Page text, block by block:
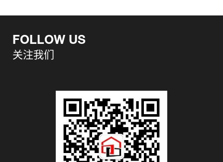
FOLLOW US
关注我们